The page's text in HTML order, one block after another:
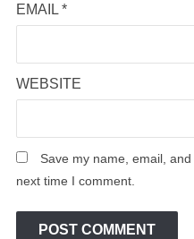
EMAIL *
WEBSITE
Save my name, email,
next time I comment.